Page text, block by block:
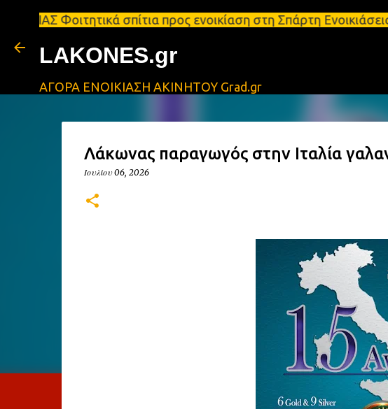
σπίτια προς ενοικίαση στη Σπάρτη Ενοικιάσεις
LAKONES.gr
ΑΓΟΡΑ ΕΝΟΙΚΙΑΣΗ ΑΚΙΝΗΤΟΥ Grad.gr
Λάκωνας παραγωγός στην Ιταλία
Ιουλίου 06, 2026